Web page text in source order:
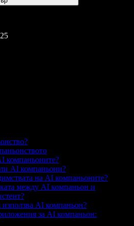
компаньоните?
AI компаньони?
на AI компаньоните?
между AI компаньон и
използва AI компаньон?
за AI компаньон: